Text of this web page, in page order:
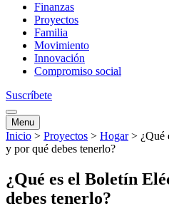
Finanzas
Proyectos
Familia
Movimiento
Innovación
Compromiso social
Suscríbete
Menu
Inicio > Proyectos > Hogar > ¿Qué
y por qué debes tenerlo?
¿Qué es el Boletín
debes tenerlo?